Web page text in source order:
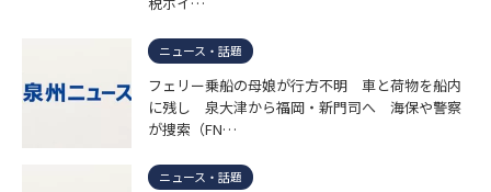
ニュース・話題
フェリー乗船の母娘が行方不明 車と荷物を船内
に残し 泉大津から福岡・新門司へ 海保や警察
が捜索（FN…
ニュース・話題